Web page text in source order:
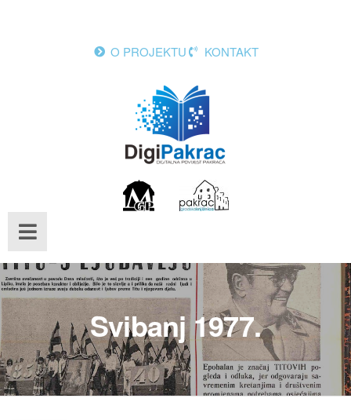
O PROJEKTU KONTAKT
Svibanj 1977.